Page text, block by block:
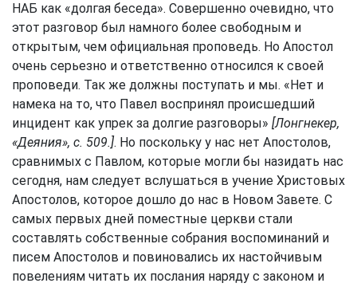
НАБ как «долгая беседа». Совершенно очевидно, что
этот разговор был намного более свободным и
открытым, чем официальная проповедь. Но Апостол
очень серьезно и ответственно относился к своей
проповеди. Так же должны поступать и мы. «Нет и
намека на то, что Павел воспринял происшедший
инцидент как упрек за долгие разговоры» [Лонгнекер,
«Деяния», с. 509.]. Но поскольку у нас нет Апостолов,
сравнимых с Павлом, которые могли бы назидать нас
сегодня, нам следует вслушаться в учение Христовых
Апостолов, которое дошло до нас в Новом Завете. С
самых первых дней поместные церкви стали
составлять собственные собрания воспоминаний и
писем Апостолов и повиновались их настойчивым
повелениям читать их послания наряду с законом и